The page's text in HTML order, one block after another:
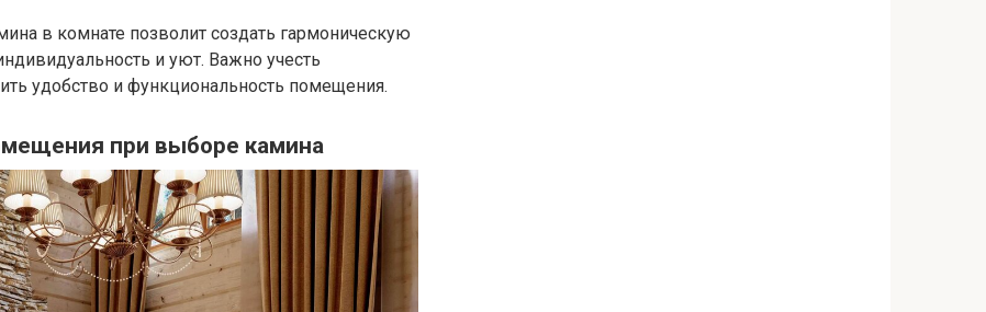
в комнате позволит создать гармоническую
и уют. Важно учесть
удобство и функциональность помещения.
при выборе камина